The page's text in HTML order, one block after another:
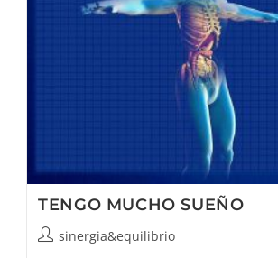
TENGO MUCHO SUEÑO
Autorsinergia&equilibrio